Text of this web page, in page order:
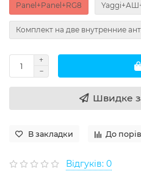
Panel+Panel+RG8
Комплект на две внутренние
Швидке
В закладки До
Відгуків: 0